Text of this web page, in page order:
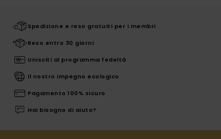
Spedizione e reso gratuiti per i membri
Reso entro 30 giorni
Unisciti al programma fedeltà
Il nostro impegno ecologico
Pagamento 100% sicuro
Hai bisogno di aiuto?